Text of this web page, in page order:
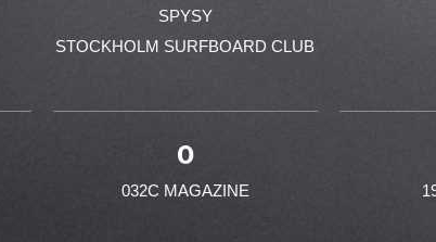
SPYSY
STOCKHOLM SURFBOARD CLUB
0
032C MAGAZINE